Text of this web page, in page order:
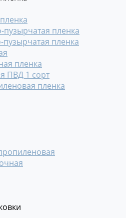
пленка
пленка
пленка
ПВД 1 сорт
пленка